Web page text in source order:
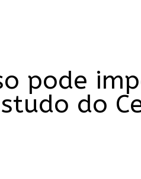
pode
do